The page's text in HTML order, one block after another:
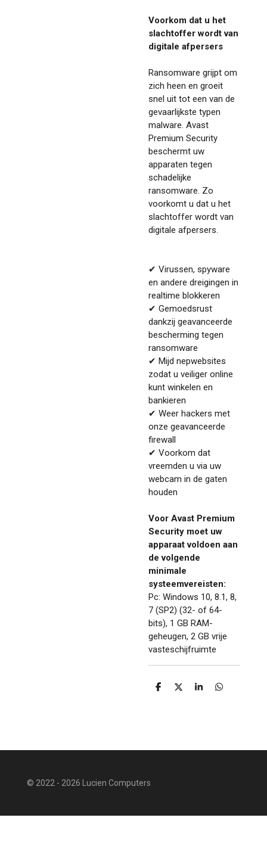
Voorkom dat u het
slachtoffer wordt van
digitale afpersers
Ransomware grijpt om
zich heen en groeit
snel uit tot een van de
gevaarlijkste typen
malware. Avast
Premium Security
beschermt uw
apparaten tegen
schadelijke
ransomware. Zo
voorkomt u dat u het
slachtoffer wordt van
digitale afpersers.
✔ Virussen, spyware
en andere dreigingen in
realtime blokkeren
✔ Gemoedsrust
dankzij geavanceerde
bescherming tegen
ransomware
✔ Mijd nepwebsites
zodat u veiliger online
kunt winkelen en
bankieren
✔ Weer hackers met
onze geavanceerde
firewall
✔ Voorkom dat
vreemden u via uw
webcam in de gaten
houden
Voor Avast Premium
Security moet uw
apparaat voldoen aan
de volgende
minimale
systeemvereisten:
Pc: Windows 10, 8.1, 8,
7 (SP2) (32- of 64-
bits), 1 GB RAM-
geheugen, 2 GB vrije
vasteschijfruimte
D
D
S
D
© 2022 - 2026 Lucien Computers